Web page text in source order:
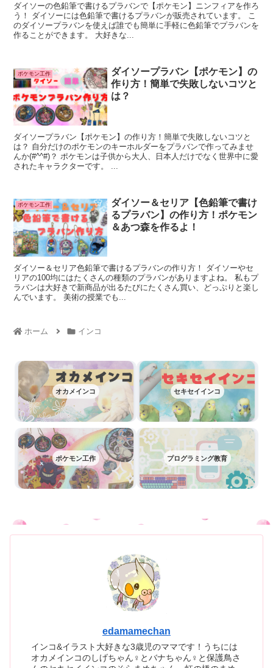
ダイソーの色鉛筆で書けるプラバンで【ポケモン】ニンフィアを作ろ
う！ ダイソーには色鉛筆で書けるプラバンが販売されています。 こ
のダイソープラバンを使えば誰でも簡単に手軽に色鉛筆でプラバンを
作ることができます。 大好きな...
ポケモン工作
ダイソープラバン【ポケモン】の
作り方！簡単で失敗しないコツと
は？
ダイソープラバン【ポケモン】の作り方！簡単で失敗しないコツと
は？ 自分だけのポケモンのキーホルダーをプラバンで作ってみませ
んか(#^^#)？ ポケモンは子供から大人、日本人だけでなく世界中に愛
されたキャラクターです。 ...
ポケモン工作
ダイソー＆セリア【色鉛筆で書け
るプラバン】の作り方！ポケモン
＆あつ森を作るよ！
ダイソー＆セリア色鉛筆で書けるプラバンの作り方！ ダイソーやセ
リアの100均にはたくさんの種類のプラバンがありますよね。 私もプ
ラバンは大好きで新商品が出るたびにたくさん買い、どっぷりと楽し
んでいます。 美術の授業でも...
ホーム インコ
オカメインコ セキセイインコ
ポケモン工作 プログラミング教育
edamamechan
インコ&イラスト大好きな3歳児のママです！うちには
オカメインコのしげちゃん♀とバナちゃん♀と保護鳥さ